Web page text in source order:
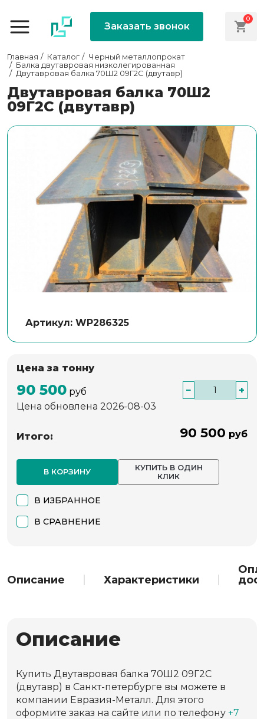
Заказать звонок
0
Главная Каталог
Черный металлопрокат
Балка двутавровая низколегированная
Двутавровая балка 70Ш2 09Г2С (двутавр)
Двутавровая балка 70Ш2
09Г2С (двутавр)
Артикул: WP286325
Цена за тонну
90 500 руб −
+
Цена обновлена 2026-08-03
Итого: 90 500 руб
В КОРЗИНУ
КУПИТЬ В ОДИН
КЛИК
В ИЗБРАННОЕ
В СРАВНЕНИЕ
Описание Характеристики
Описание
Купить Двутавровая балка 70Ш2 09Г2С
(двутавр) в Санкт-петербурге вы можете в
компании Евразия-Металл. Для этого
оформите заказ на сайте или по телефону +7